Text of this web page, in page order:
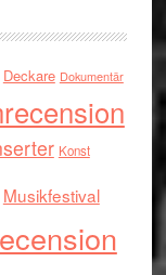
Deckare Dokumentär
Konst
Musikfestival